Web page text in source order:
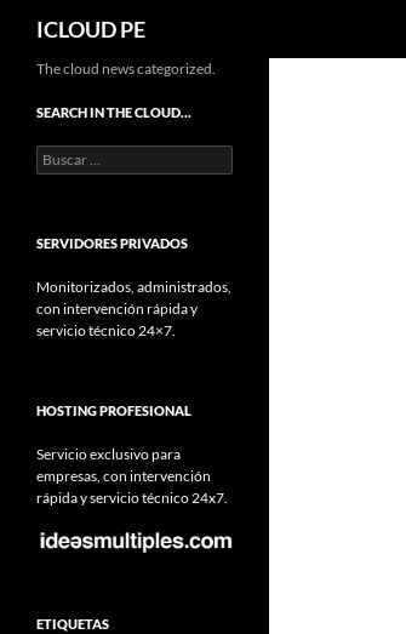
Saltar
contenido
ICLOUD PE
The cloud news categorized.
SEARCH IN THE CLOUD…
Buscar:
SERVIDORES PRIVADOS
Monitorizados, administrados,
con intervención rápida y
servicio técnico 24×7.
HOSTING PROFESIONAL
Servicio exclusivo para
empresas, con intervención
rápida y servicio técnico 24x7.
ETIQUETAS